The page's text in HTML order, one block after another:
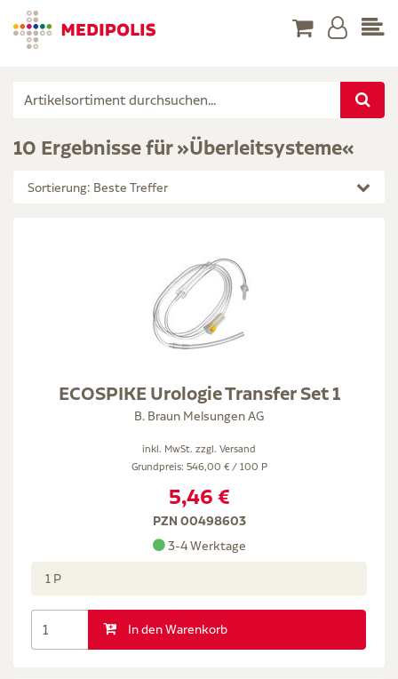
10 Ergebnisse für »Überleitsysteme«
Sortierung: Beste Treffer
ECOSPIKE Urologie Transfer Set 1
B. Braun Melsungen AG
inkl. MwSt. zzgl. Versand
Grundpreis: 546,00 € / 100 P
5,46 €
PZN 00498603
3-4 Werktage
1 P
In den Warenkorb